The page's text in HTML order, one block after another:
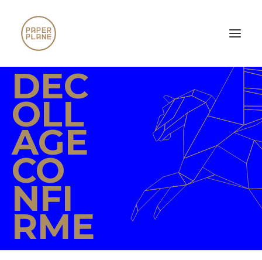
DEC
OLL
AGE
CO
NFI
RME